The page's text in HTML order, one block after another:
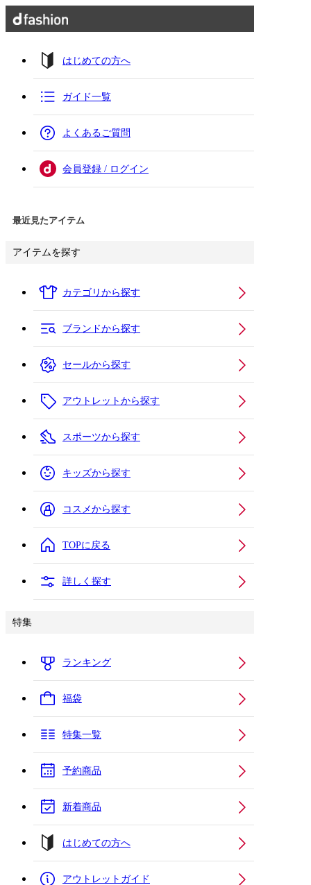
はじめての方へ
ガイド一覧
よくあるご質問
会員登録 / ログイン
最近見たアイテム
アイテムを探す
カテゴリから探す
ブランドから探す
セールから探す
アウトレットから探す
スポーツから探す
キッズから探す
コスメから探す
TOPに戻る
詳しく探す
特集
ランキング
福袋
特集一覧
予約商品
新着商品
はじめての方へ
アウトレットガイド